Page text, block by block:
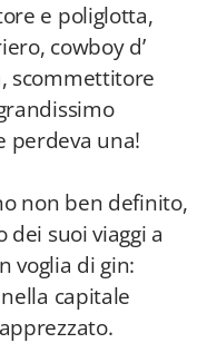
e poliglotta,
cowboy d’
scommettitore
perdeva una!
non ben definito,
suoi viaggi a
voglia di gin:
capitale